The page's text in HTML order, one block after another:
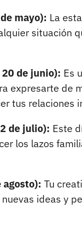
mayo): La
situación
de junio): Es
expresarte de
tus relaciones
de julio): Este
los lazos
agosto): Tu
ideas y